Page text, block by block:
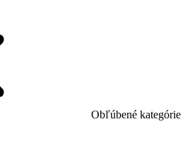
Obľúbené kategórie